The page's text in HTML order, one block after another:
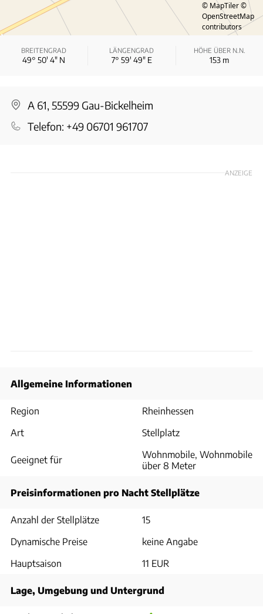
© MapTiler ©
OpenStreetMap
contributors
BREITENGRAD
49° 50′ 4″ N
LÄNGENGRAD
7° 59′ 49″ E
HÖHE ÜBER N.N.
153 m
A 61, 55599 Gau-Bickelheim
Telefon: +49 06701 961707
ANZEIGE
Allgemeine Informationen
Region
Rheinhessen
Art
Stellplatz
Geeignet für
Wohnmobile, Wohnmobile
über 8 Meter
Preisinformationen pro Nacht Stellplätze
Anzahl der Stellplätze
15
Dynamische Preise
keine Angabe
Hauptsaison
11 EUR
Lage, Umgebung und Untergrund